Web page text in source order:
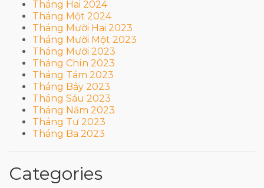
Tháng Hai 2024
Tháng Một 2024
Tháng Mười Hai 2023
Tháng Mười Một 2023
Tháng Mười 2023
Tháng Chín 2023
Tháng Tám 2023
Tháng Bảy 2023
Tháng Sáu 2023
Tháng Năm 2023
Tháng Tư 2023
Tháng Ba 2023
Categories